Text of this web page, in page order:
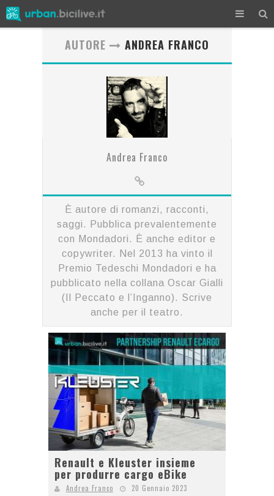
AUTORE ANDREA FRANCO
Andrea Franco
È autore di romanzi, racconti,
saggi. Pubblica prevalentemente
con Mondadori. È anche editor e
copywriter. Nel 2013 ha vinto il
Premio Tedeschi Mondadori e ha
pubblicato nella collana Oscar Gialli
(Il Peccato e l’Inganno). Scrive
anche per il teatro.
Renault e Kleuster insieme
per produrre cargo eBike
Andrea Franco
20 Gennaio 2023